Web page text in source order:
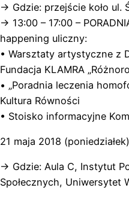
-> Gdzie: przejście koło
-> 13:00 – 17:00 –
happening uliczny:
• Warsztaty artystyczne z
Fundacja KLAMRA
• „Poradnia leczenia
Kultura Równości
• Stoisko informacyjne
21 maja 2018 (poniedziałek)
-> Gdzie: Aula C, Instytut
Społecznych, Uniwersytet